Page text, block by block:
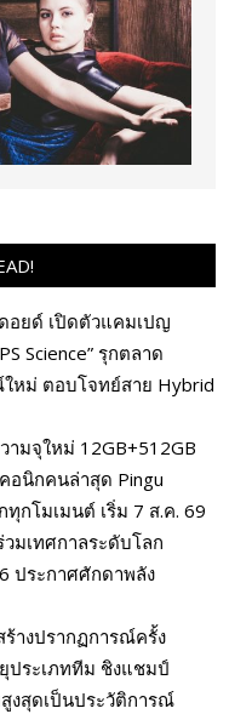
อยด์ เปิดตัวแคมเปญ
Science” รุกตลาด
หม่ ตอบโจทย์สาย Hybrid
ามจุใหม่ 12GB+512GB
อนิกคนล่าสุด Pingu
กโมเมนต์ เริ่ม 7 ส.ค. 69
วมเทศกาลระดับโลก
ประกาศศักดาพลัง
างปรากฏการณ์ครั้ง
ประเภททีม ชิงแชมป์
งสุดเป็นประวัติการณ์